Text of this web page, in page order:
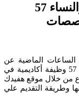
وظائف جامعة تبوك للرجال والنساء 57
الساعات الماضية عن
وظائف جامعة تبوك بعدما أعلنت عن توفر 57 وظيفة أكاديمية في
من خلال موقع هفيدك
وطريقة التقديم علي